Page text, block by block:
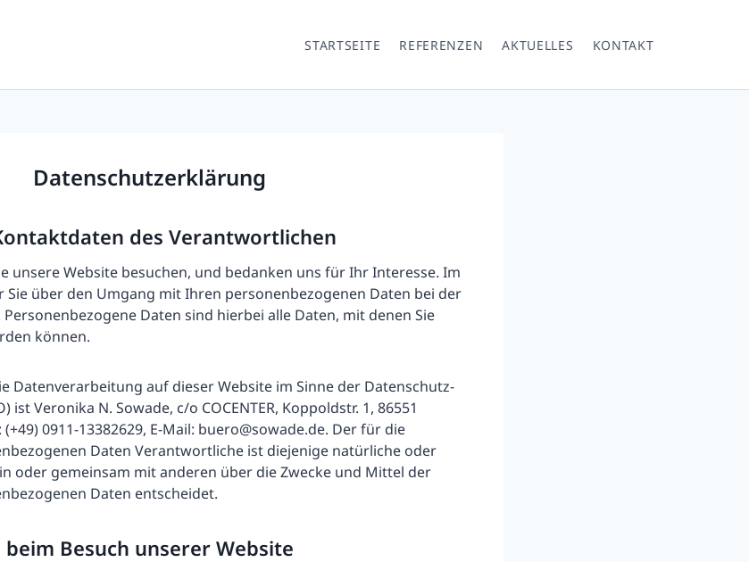
STARTSEITE REFERENZEN AKTUELLES KONTAKT
Datenschutzerklärung
des Verantwortlichen
unsere Website besuchen, und bedanken uns für Ihr Interesse. Im
über den Umgang mit Ihren personenbezogenen Daten bei der
Daten sind hierbei alle Daten, mit denen Sie
können.
Datenverarbeitung auf dieser Website im Sinne der Datenschutz-
ist Veronika N. Sowade, c/o COCENTER, Koppoldstr. 1, 86551
0911-13382629, E-Mail: buero@sowade.de. Der für die
Daten Verantwortliche ist diejenige natürliche oder
oder gemeinsam mit anderen über die Zwecke und Mittel der
Daten entscheidet.
Besuch unserer Website